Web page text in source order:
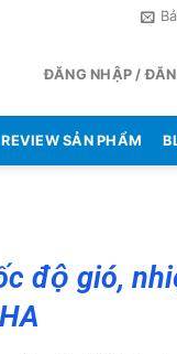
ĐĂNG NHẬP /
REVIEW SẢN PHẨM
độ gió,